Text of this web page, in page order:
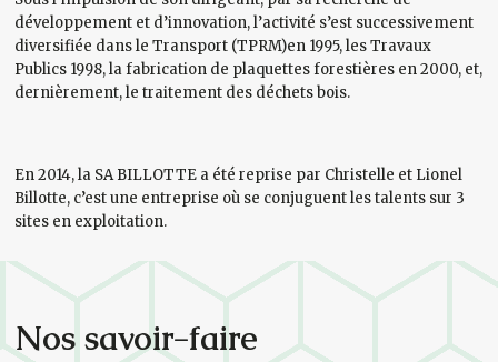
développement et d’innovation, l’activité s’est successivement
diversifiée dans le Transport (TPRM)en 1995, les Travaux
Publics 1998, la fabrication de plaquettes forestières en 2000, et,
dernièrement, le traitement des déchets bois.
En 2014, la SA BILLOTTE a été reprise par Christelle et Lionel
Billotte, c’est une entreprise où se conjuguent les talents sur 3
sites en exploitation.
Nos savoir-faire